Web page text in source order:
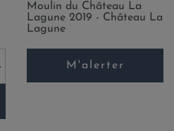
Moulin du Château La
Lagune 2019 - Château La
Lagune
M'alerter